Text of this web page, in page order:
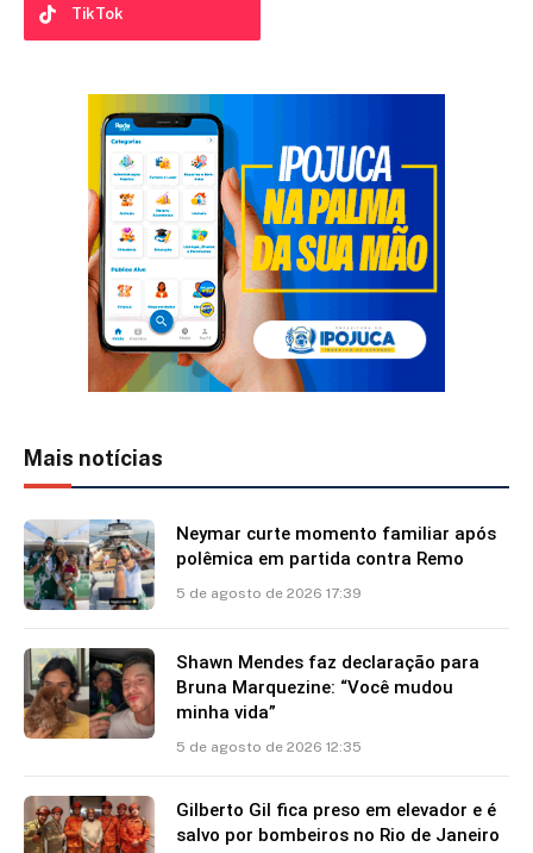
TikTok
Mais notícias
Neymar curte momento familiar após
polêmica em partida contra Remo
5 de agosto de 2026 17:39
Shawn Mendes faz declaração para
Bruna Marquezine: “Você mudou
minha vida”
5 de agosto de 2026 12:35
Gilberto Gil fica preso em elevador e é
salvo por bombeiros no Rio de Janeiro